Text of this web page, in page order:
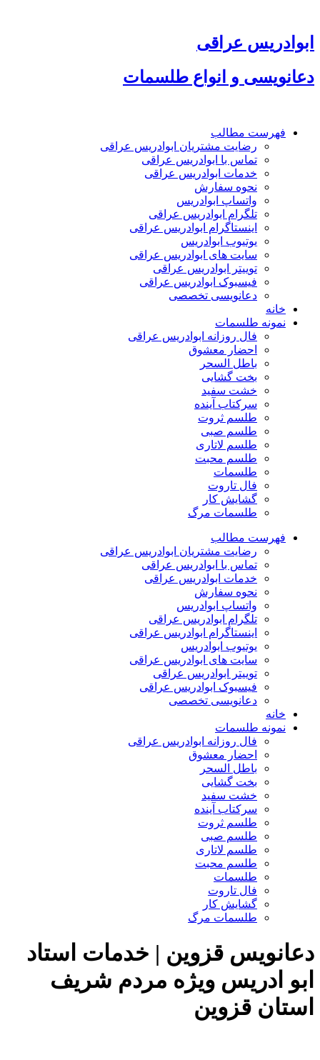
محتوا
ابوادریس عراقی
دعانویسی و انواع طلسمات
فهرست مطالب
رضایت مشتریان ابوادریس عراقی
تماس با ابوادریس عراقی
خدمات ابوادریس عراقی
نحوه سفارش
واتساپ ابوادریس
تلگرام ابوادریس عراقی
اینستاگرام ابوادریس عراقی
یوتیوب ابوادریس
سایت های ابوادریس عراقی
توییتر ابوادریس عراقی
فیسبوک ابوادریس عراقی
دعانویسی تخصصی
خانه
نمونه طلسمات
فال روزانه ابوادریس عراقی
احضار معشوق
باطل السحر
بخت گشایی
خشت سفید
سرکتاب آینده
طلسم ثروت
طلسم صبی
طلسم لاتاری
طلسم محبت
طلسمات
فال تاروت
گشایش کار
طلسمات مرگ
فهرست مطالب
رضایت مشتریان ابوادریس عراقی
تماس با ابوادریس عراقی
خدمات ابوادریس عراقی
نحوه سفارش
واتساپ ابوادریس
تلگرام ابوادریس عراقی
اینستاگرام ابوادریس عراقی
یوتیوب ابوادریس
سایت های ابوادریس عراقی
توییتر ابوادریس عراقی
فیسبوک ابوادریس عراقی
دعانویسی تخصصی
خانه
نمونه طلسمات
فال روزانه ابوادریس عراقی
احضار معشوق
باطل السحر
بخت گشایی
خشت سفید
سرکتاب آینده
طلسم ثروت
طلسم صبی
طلسم لاتاری
طلسم محبت
طلسمات
فال تاروت
گشایش کار
طلسمات مرگ
دعانویس قزوین | خدمات استاد
ابو ادریس ویژه مردم شریف
استان قزوین